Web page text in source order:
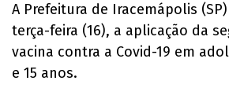
A Prefeitura de Iracemápolis
terça-feira (16), a aplicação da
vacina contra a Covid-19 em
e 15 anos.